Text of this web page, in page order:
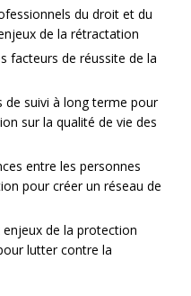
du droit et du
de la rétractation
facteurs de réussite de la
de suivi à long terme pour
sur la qualité de vie des
entre les personnes
pour créer un réseau de
enjeux de la protection
lutter contre la